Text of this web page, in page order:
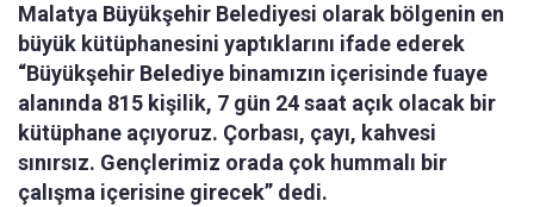
Malatya Büyükşehir Belediyesi olarak bölgenin en
büyük kütüphanesini yaptıklarını ifade ederek
“Büyükşehir Belediye binamızın içerisinde fuaye
alanında 815 kişilik, 7 gün 24 saat açık olacak bir
kütüphane açıyoruz. Çorbası, çayı, kahvesi
sınırsız. Gençlerimiz orada çok hummalı bir
çalışma içerisine girecek” dedi.